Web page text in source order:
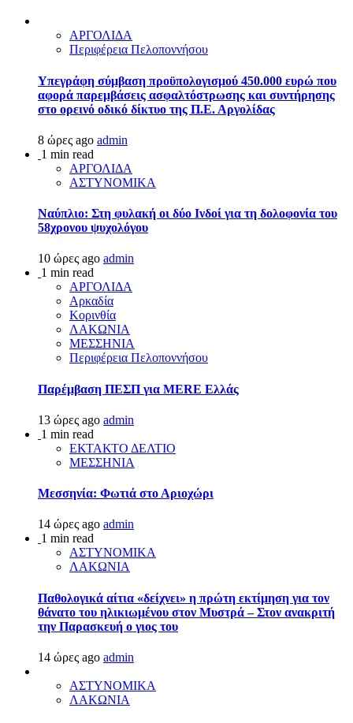
ΑΡΓΟΛΙΔΑ
Περιφέρεια Πελοποννήσου
Υπεγράφη σύμβαση προϋπολογισμού 450.000 ευρώ που
αφορά παρεμβάσεις ασφαλτόστρωσης και συντήρησης
στο ορεινό οδικό δίκτυο της Π.Ε. Αργολίδας
8 ώρες ago admin
1 min read
ΑΡΓΟΛΙΔΑ
ΑΣΤΥΝΟΜΙΚΑ
Ναύπλιο: Στη φυλακή οι δύο Ινδοί για τη δολοφονία του
58χρονου ψυχολόγου
10 ώρες ago admin
1 min read
ΑΡΓΟΛΙΔΑ
Αρκαδία
Κορινθία
ΛΑΚΩΝΙΑ
ΜΕΣΣΗΝΙΑ
Περιφέρεια Πελοποννήσου
Παρέμβαση ΠΕΣΠ για MERE Ελλάς
13 ώρες ago admin
1 min read
ΕΚΤΑΚΤΟ ΔΕΛΤΙΟ
ΜΕΣΣΗΝΙΑ
Μεσσηνία: Φωτιά στο Αριοχώρι
14 ώρες ago admin
1 min read
ΑΣΤΥΝΟΜΙΚΑ
ΛΑΚΩΝΙΑ
Παθολογικά αίτια «δείχνει» η πρώτη εκτίμηση για τον
θάνατο του ηλικιωμένου στον Μυστρά – Στον ανακριτή
την Παρασκευή ο γιος του
14 ώρες ago admin
ΑΣΤΥΝΟΜΙΚΑ
ΛΑΚΩΝΙΑ